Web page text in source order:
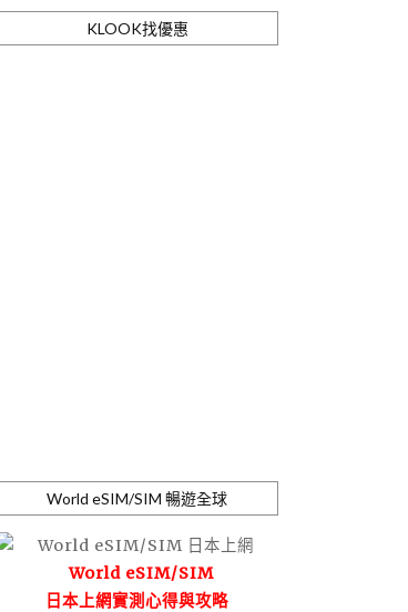
KLOOK找優惠
World eSIM/SIM 暢遊全球
World eSIM/SIM
日本上網實測心得與攻略